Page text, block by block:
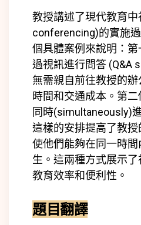
教授講述了現代教育
conferencing)的實施
個具體案例來說明：
過視訊進行問答 (Q&A
無需親自前往教授的
時間和交通成本。第
同時(simultaneously)
這樣的安排提高了教授
使他們能夠在同一時
生。這兩種方式展示
教育效率和便利性。
題目翻譯